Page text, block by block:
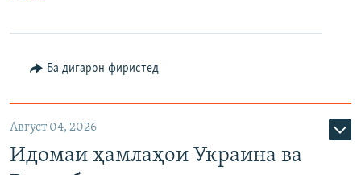
Ба дигарон фиристед
Август 04, 2026
Идомаи ҳамлаҳои Украина ва